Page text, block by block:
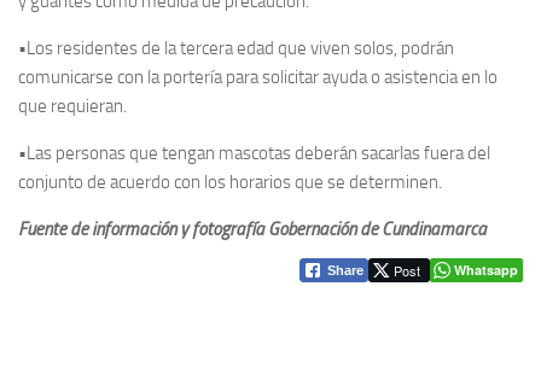
•Los residentes de la tercera edad que viven solos, podrán
comunicarse con la portería para solicitar ayuda o asistencia en lo
que requieran.
•Las personas que tengan mascotas deberán sacarlas fuera del
conjunto de acuerdo con los horarios que se determinen.
Fuente de información y fotografía Gobernación de Cundinamarca
Share Post Whatsapp